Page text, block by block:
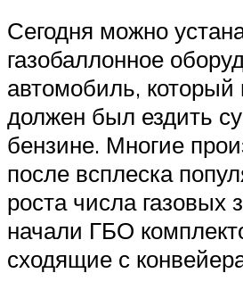
Сегодня можно
газобаллонное
автомобиль, который
должен был ездить
бензине. Многие
после всплеска
роста числа газовых
начали ГБО
сходящие с